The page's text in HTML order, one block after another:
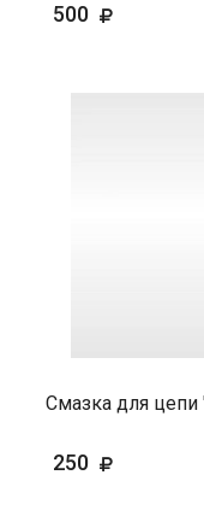
500
Смазка для цепи
250